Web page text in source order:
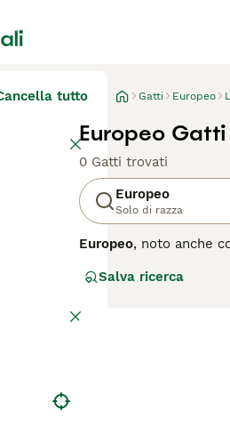
tutto Gatti Europeo
Europeo
0 Gatti trovati
Europeo
Solo di razza
Europeo, noto anche
denso, generalmente
fedele e socievole. L’
igiene regolare,
appartamento che in
questo gatto
Salva ricerca